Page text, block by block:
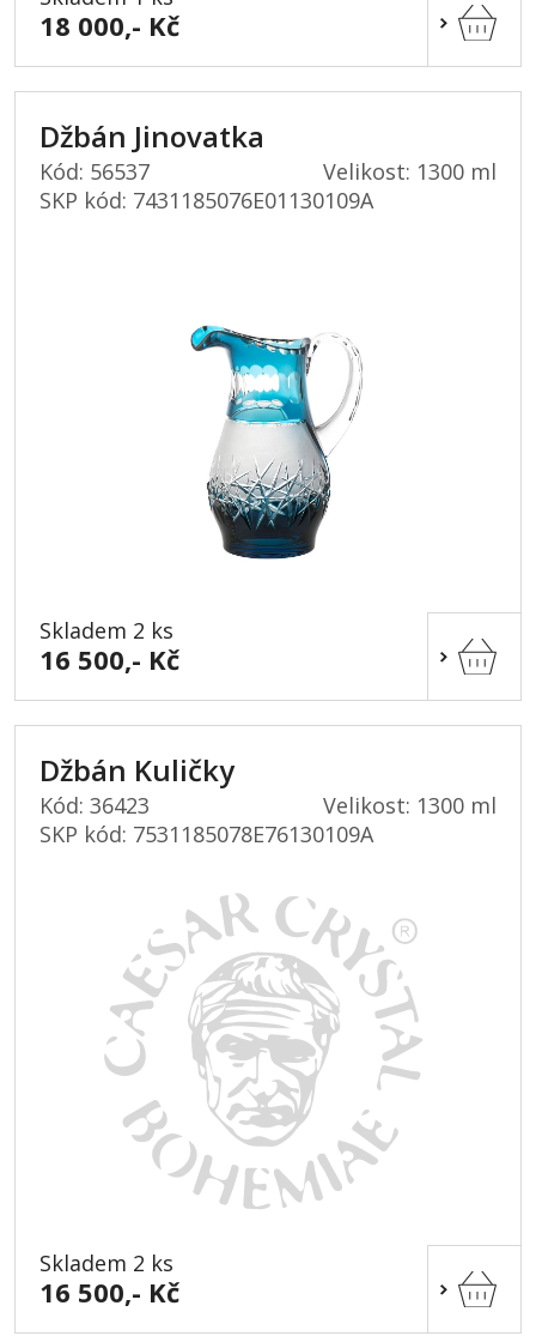
18 000,- Kč
Džbán Jinovatka
Kód: 56537
Velikost: 1300 ml
SKP kód: 7431185076E01130109A
Skladem 2 ks
16 500,- Kč
Džbán Kuličky
Kód: 36423
Velikost: 1300 ml
SKP kód: 7531185078E76130109A
Skladem 2 ks
16 500,- Kč